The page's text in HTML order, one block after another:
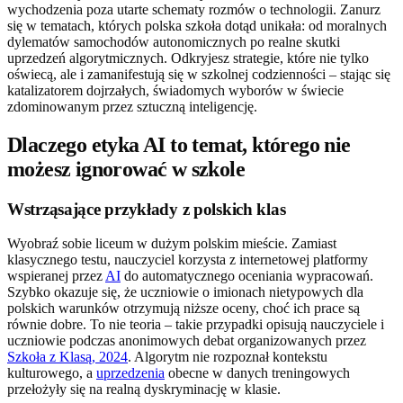
wychodzenia poza utarte schematy rozmów o technologii. Zanurz
się w tematach, których polska szkoła dotąd unikała: od moralnych
dylematów samochodów autonomicznych po realne skutki
uprzedzeń algorytmicznych. Odkryjesz strategie, które nie tylko
oświecą, ale i zamanifestują się w szkolnej codzienności – stając się
katalizatorem dojrzałych, świadomych wyborów w świecie
zdominowanym przez sztuczną inteligencję.
Dlaczego etyka AI to temat, którego nie
możesz ignorować w szkole
Wstrząsające przykłady z polskich klas
Wyobraź sobie liceum w dużym polskim mieście. Zamiast
klasycznego testu, nauczyciel korzysta z internetowej platformy
wspieranej przez AI do automatycznego oceniania wypracowań.
Szybko okazuje się, że uczniowie o imionach nietypowych dla
polskich warunków otrzymują niższe oceny, choć ich prace są
równie dobre. To nie teoria – takie przypadki opisują nauczyciele i
uczniowie podczas anonimowych debat organizowanych przez
Szkoła z Klasą, 2024. Algorytm nie rozpoznał kontekstu
kulturowego, a uprzedzenia obecne w danych treningowych
przełożyły się na realną dyskryminację w klasie.